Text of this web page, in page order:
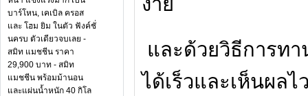
บาร์โหน, เคเบิล ครอส
และ โฮม ยิม ในตัว ฟังค์ชั่
นครบ ตัวเดียวจบเลย -
สมิท แมชชีน ราคา
29,900 บาท - สมิท
แมชชีน พร้อมม้านอน
และแผ่นน้ำหนัก 40 กิโล
และด้วยวิธีการท
ได้เร็วและเห็นผลไ